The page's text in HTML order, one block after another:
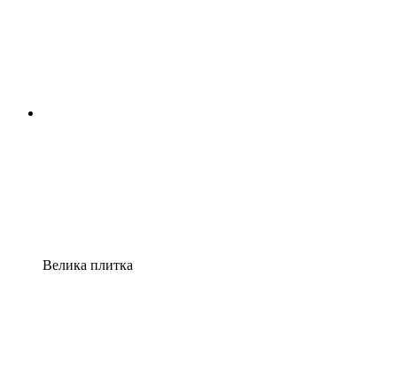
Велика плитка